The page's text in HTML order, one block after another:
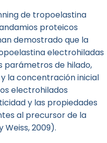
de tropoelastina
proteicos
demostrado que la
electrohiladas
parámetros de hilado,
la concentración inicial
electrohilados
y las propiedades
al precursor de la
Weiss, 2009).